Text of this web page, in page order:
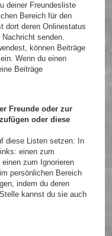
deiner Freundesliste
Bereich für den
dort deren Onlinestatus
senden.
können Beiträge
Wenn du einen
Beiträge
Freunde oder zur
oder diese
diese Listen setzen: In
einen zum
zum Ignorieren
persönlichen Bereich
indem du deren
kannst du sie auch